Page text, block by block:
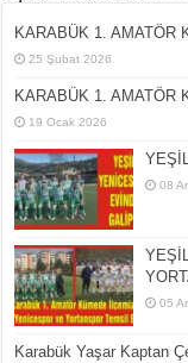
KARABÜK 1. AMATÖR
25 Şubat 2026
KARABÜK 1. AMATÖR
19 Ocak 2026
08
05
Karabük Yaşar Kaptan